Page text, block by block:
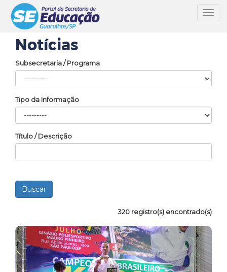
Notícias
Subsecretaria / Programa
Tipo da Informação
Título / Descrição
320 registro(s) encontrado(s)